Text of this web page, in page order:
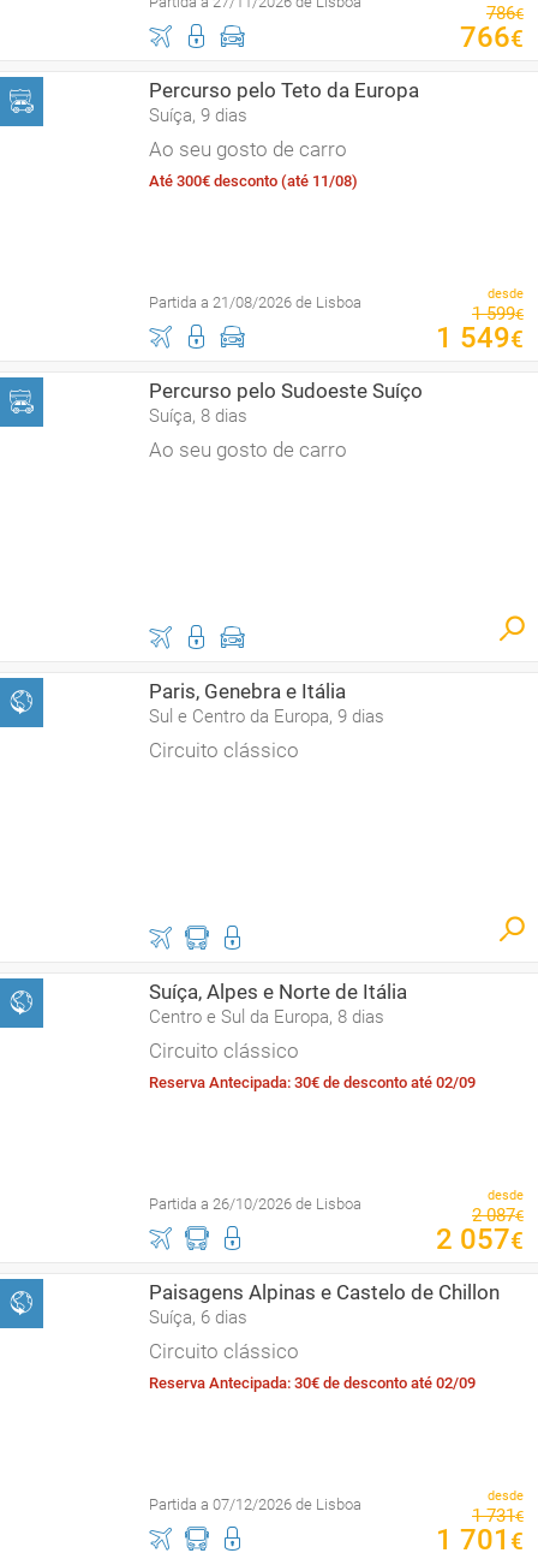
786€
766€
Percurso pelo Teto da Europa
Suíça, 9 dias
Ao seu gosto de carro
Até 300€ desconto (até 11/08)
Partida a 21/08/2026 de Lisboa desde
1 599€
1 549€
Percurso pelo Sudoeste Suíço
Suíça, 8 dias
Ao seu gosto de carro
Paris, Genebra e Itália
Sul e Centro da Europa, 9 dias
Circuito clássico
Suíça, Alpes e Norte de Itália
Centro e Sul da Europa, 8 dias
Circuito clássico
Reserva Antecipada: 30€ de desconto até 02/09
Partida a 26/10/2026 de Lisboa desde
2 087€
2 057€
Paisagens Alpinas e Castelo de Chillon
Suíça, 6 dias
Circuito clássico
Reserva Antecipada: 30€ de desconto até 02/09
Partida a 07/12/2026 de Lisboa desde
1 731€
1 701 €